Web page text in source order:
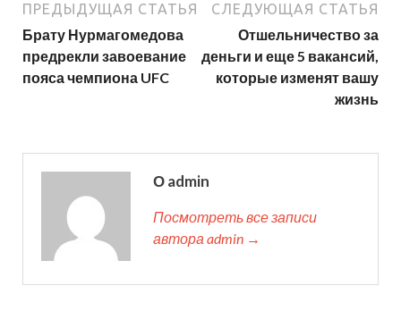
ПРЕДЫДУЩАЯ СТАТЬЯ
Брату Нурмагомедова
предрекли завоевание
пояса чемпиона UFC
СЛЕДУЮЩАЯ СТАТЬЯ
Отшельничество за
деньги и еще 5 вакансий,
которые изменят вашу
жизнь
О admin
Посмотреть все записи
автора admin →